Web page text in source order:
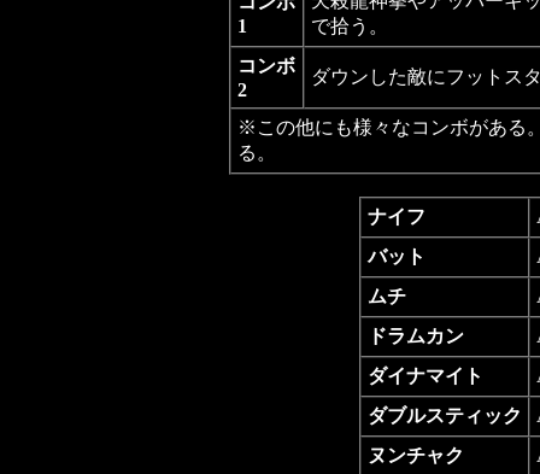
1
で拾う。
コンボ
2
ダウンした敵にフットス
※この他にも様々なコンボがある
る。
ナイフ
バット
ムチ
ドラムカン
ダイナマイト
ダブルスティック
ヌンチャク